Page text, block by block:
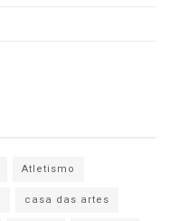
Atletismo
casa das artes